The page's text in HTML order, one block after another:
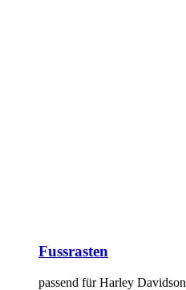
Fussrasten
passend für Harley Davidson